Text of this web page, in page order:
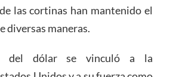
las cortinas han mantenido el
diversas maneras.
del dólar se vinculó a la